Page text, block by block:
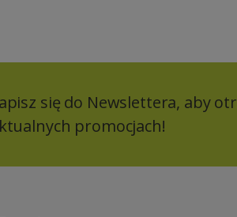
się do Newslettera, aby
promocjach!